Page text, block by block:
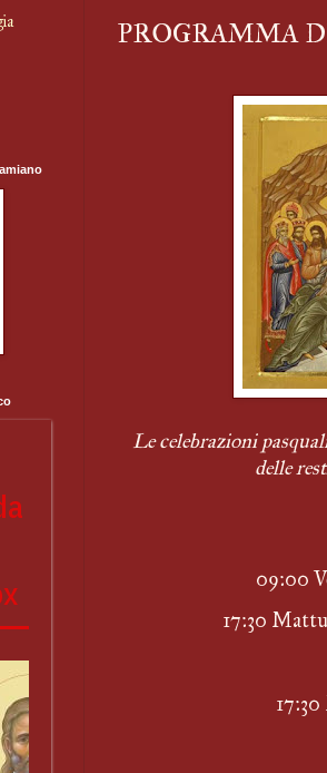
PROGRAMMA
Le celebrazioni
delle
09:00
17:30